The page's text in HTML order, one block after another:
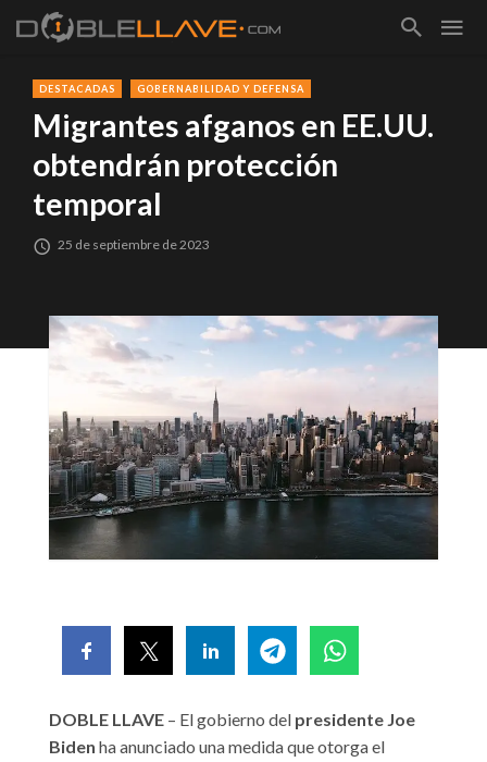
DESTACADAS GOBERNABILIDAD Y DEFENSA
Migrantes afganos en EE.UU.
obtendrán protección
temporal
25 de septiembre de 2023
DOBLE LLAVE – El gobierno del presidente Joe
Biden ha anunciado una medida que otorga el